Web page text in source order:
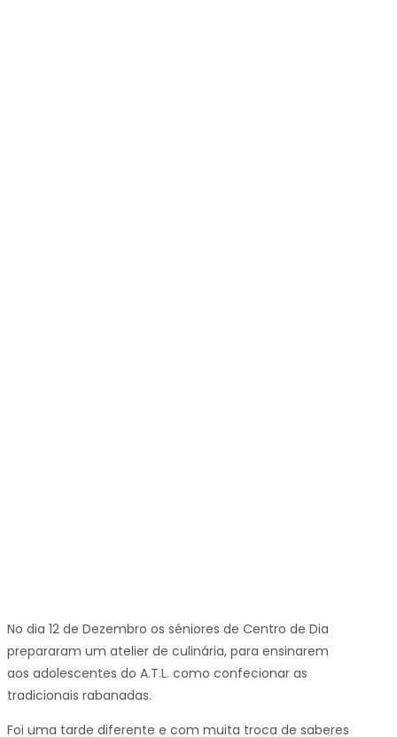
No dia 12 de Dezembro os séniores de Centro de Dia
prepararam um atelier de culinária, para ensinarem
aos adolescentes do A.T.L. como confecionar as
tradicionais rabanadas.
Foi uma tarde diferente e com muita troca de saberes